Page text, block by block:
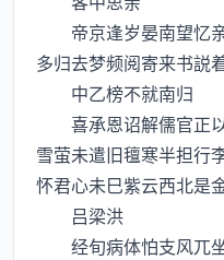
帝京逢岁晏南望忆亲
多归去梦频阅寄来书説
中乙榜不就南归
喜承恩诏解儒官正以
雪萤未遣旧氊寒半担行
怀君心未巳紫云西北是
吕梁洪
经旬病体怕支风兀